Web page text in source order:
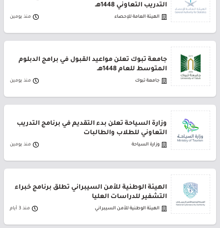
التدريب التعاوني 1448هـ
الهيئة العامة للإحصاء منذ يومين
جامعة تبوك تعلن مواعيد القبول في برامج الدبلوم
المتوسط للعام 1448هـ
جامعة تبوك منذ يومين
وزارة السياحة تعلن بدء التقديم في برنامج التدريب
التعاوني للطلاب والطالبات
وزارة السياحة منذ يومين
الهيئة الوطنية للأمن السيبراني تطلق برنامج خبراء
التشفير للدراسات العليا
الهيئة الوطنية للأمن السيبراني منذ 3 أيام